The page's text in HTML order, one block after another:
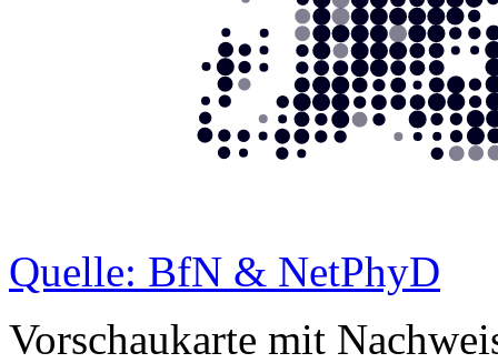
Quelle: BfN & NetPhyD
Vorschaukarte mit